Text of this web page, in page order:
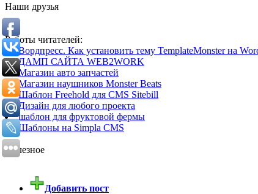
Наши друзья
Работы читателей:
Вордпресс. Как установить тему TemplateMonster на
ДАМП САЙТА WEB2WORK
Магазин авто запчастей
Магазин наушников Monster Beats
Шаблон Freehold для CMS Sitebill
Дизайн для любого проекта
шаблон для фруктовой фермы
Шаблоны на Simpla CMS
Полезное
Добавить пост